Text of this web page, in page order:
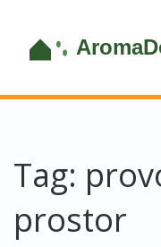
Tag:
prostor